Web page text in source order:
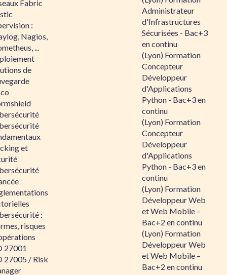
Fabric
:
Nagios,
...
de
et
:
risques
27001
27005 / Risk
Administrateur
d'Infrastructures
Sécurisées - Bac+3
en continu
(Lyon) Formation
Concepteur
Développeur
d'Applications
Python - Bac+3 en
continu
(Lyon) Formation
Concepteur
Développeur
d'Applications
Python - Bac+3 en
continu
(Lyon) Formation
Développeur Web
et Web Mobile –
Bac+2 en continu
(Lyon) Formation
Développeur Web
et Web Mobile –
Bac+2 en continu